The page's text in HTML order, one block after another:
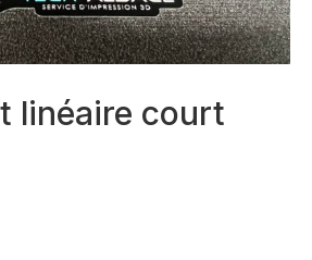
linéaire court